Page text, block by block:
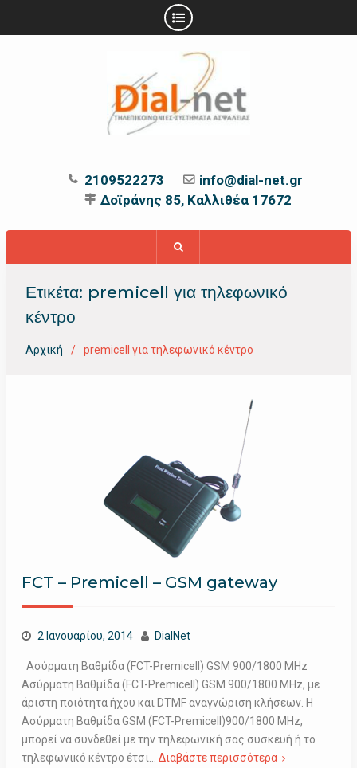
2109522273
info@dial-net.gr
Δοϊράνης 85, Καλλιθέα 17672
Ετικέτα: premicell για τηλεφωνικό
κέντρο
Αρχική premicell για τηλεφωνικό κέντρο
FCT – Premicell – GSM gateway
2 Ιανουαρίου, 2014 DialNet
Ασύρματη Βαθμίδα (FCT-Premicell) GSM 900/1800 MHz
Ασύρματη Βαθμίδα (FCT-Premicell) GSM 900/1800 MHz, με
άριστη ποιότητα ήχου και DTMF αναγνώριση κλήσεων. Η
Ασύρματη Βαθμίδα GSM (FCT-Premicell)900/1800 MHz,
μπορεί να συνδεθεί με την τηλεφωνική σας συσκευή ή το
τηλεφωνικό κέντρο έτσι… Διαβάστε περισσότερα